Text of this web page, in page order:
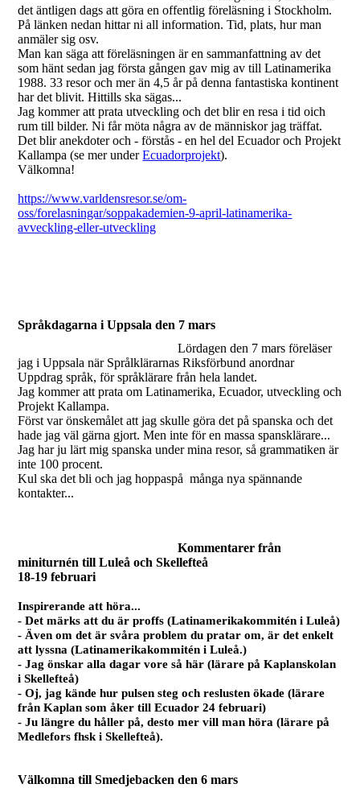
det äntligen dags att göra en offentlig föreläsning i Stockholm.
På länken nedan hittar ni all information. Tid, plats, hur man
anmäler sig osv.
Man kan säga att föreläsningen är en sammanfattning av det
som hänt sedan jag första gången gav mig av till Latinamerika
1988. 33 resor och mer än 4,5 år på denna fantastiska kontinent
har det blivit. Hittills ska sägas...
Jag kommer att prata utveckling och det blir en resa i tid oich
rum till bilder. Ni får möta några av de människor jag träffat.
Det blir anekdoter och - förstås - en hel del Ecuador och Projekt
Kallampa (se mer underEcuadorprojekt).
Välkomna!
https://www.varldensresor.se/om-
oss/forelasningar/soppakademien-9-april-latinamerika-
avveckling-eller-utveckling
Språkdagarna i Uppsala den 7 mars
Lördagen den 7 mars föreläser
jag i Uppsala när Språlklärarnas Riksförbund anordnar
Uppdrag språk, för språklärare från hela landet.
Jag kommer att prata om Latinamerika, Ecuador, utveckling och
Projekt Kallampa.
Först var önskemålet att jag skulle göra det på spanska och det
hade jag väl gärna gjort. Men inte för en massa spansklärare...
Jag har ju lärt mig spanska under mina resor, så grammatiken är
inte 100 procent.
Kul ska det bli och jag hoppaspå många nya spännande
kontakter...
Kommentarer från
miniturnén till Luleå och Skellefteå
18-19 februari
Inspirerande att höra...
- Det märks att du är proffs (Latinamerikakommitén i Luleå)
- Även om det är svåra problem du pratar om, är det enkelt
att lyssna (Latinamerikakommitén i Luleå.)
- Jag önskar alla dagar vore så här (lärare på Kaplanskolan
i Skellefteå)
- Oj, jag kände hur pulsen steg och reslusten ökade (lärare
från Kaplan som åker till Ecuador 24 februari)
- Ju längre du håller på, desto mer vill man höra (lärare på
Medlefors fhsk i Skellefteå).
Välkomna till Smedjebacken den 6 mars